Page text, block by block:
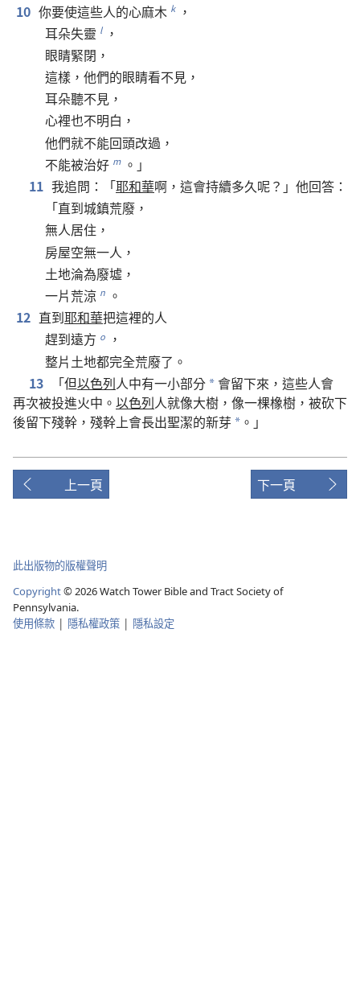
10 你要使這些人的心麻木 k
，
耳朵失靈 l
，
眼睛緊閉 ，
這樣 ， 他們的眼睛看不見 ，
耳朵聽不見 ，
心裡也不明白 ，
他們就不能回頭改過 ，
不能被治好 m 。」
11 我追問 ：「耶和華啊 ， 這會持續多久呢？」 他回答 ：
「直到城鎮荒廢 ，
無人居住 ，
房屋空無一人 ，
土地淪為廢墟 ，
一片荒涼 n 。
12 直到耶和華把這裡的人
趕到遠方 o
，
整片土地都完全荒廢了 。
13
「但以色列人中有一小部分 *會留下來 ， 這些人會
再次被投進火中 。 以色列人就像大樹 ， 像一棵橡樹 ， 被砍下
後留下殘幹 ， 殘幹 上會長出聖潔的新芽 * 。」
上一頁 下一頁
此出版物的版權聲明
Copyright©2026Watch Tower Bible and Tract Society of
Pennsylvania.
使用條款 | 隱私權政策 | 隱私設定